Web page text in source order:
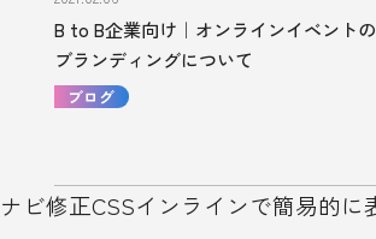
B to B企業向け｜オンラインイベント
ブランディングについて
ブログ
ナビ修正CSSインラインで簡易的に